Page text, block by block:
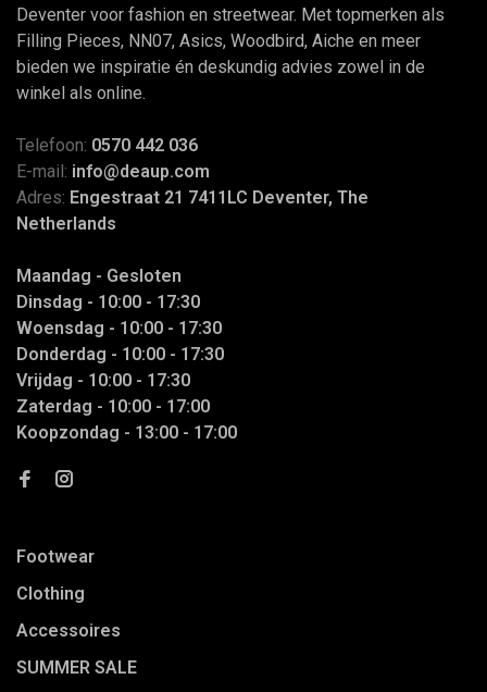
Deventer voor fashion en streetwear. Met topmerken als
Filling Pieces, NN07, Asics, Woodbird, Aiche en meer
bieden we inspiratie én deskundig advies zowel in de
winkel als online.
Telefoon: 0570 442 036
E-mail: info@deaup.com
Adres: Engestraat 21 7411LC Deventer, The
Netherlands
Maandag - Gesloten
Dinsdag - 10:00 - 17:30
Woensdag - 10:00 - 17:30
Donderdag - 10:00 - 17:30
Vrijdag - 10:00 - 17:30
Zaterdag - 10:00 - 17:00
Koopzondag - 13:00 - 17:00
Footwear
Clothing
Accessoires
SUMMER SALE